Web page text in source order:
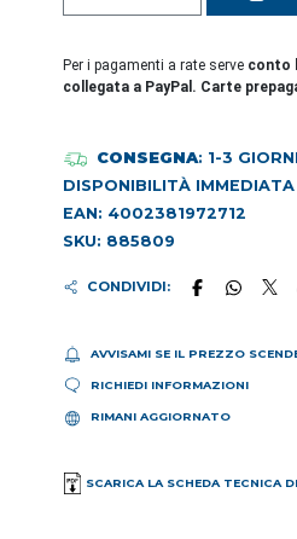
Per i pagamenti a rate serve conto
collegata a PayPal. Carte
CONSEGNA: 1-3 GIORNI
DISPONIBILITÀ IMMEDIATA
EAN: 4002381972712
SKU: 885809
CONDIVIDI:
AVVISAMI SE IL PREZZO
RICHIEDI INFORMAZIONI
RIMANI AGGIORNATO
SCARICA LA SCHEDA TECNICA